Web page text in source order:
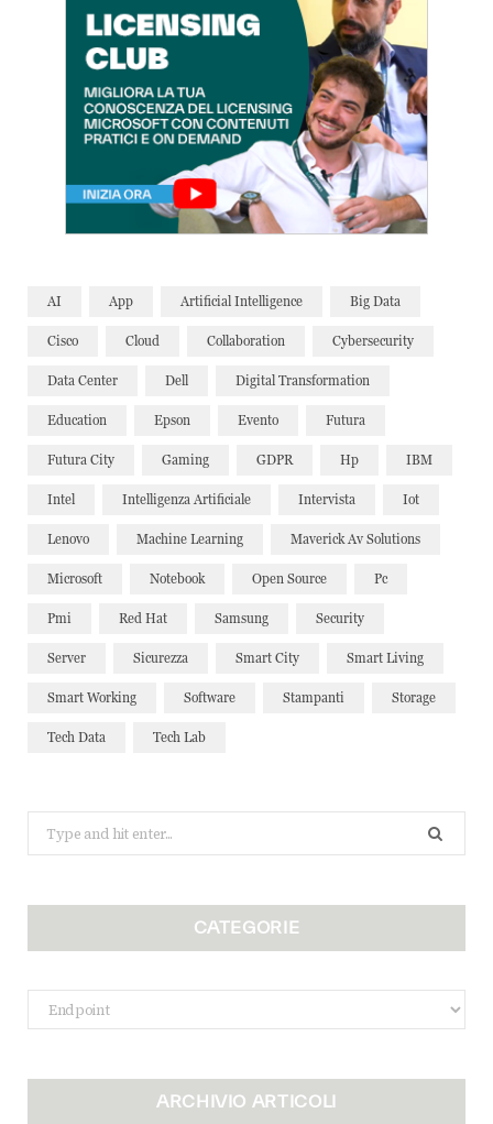
AI App Artificial Intelligence Big Data
Cisco Cloud Collaboration Cybersecurity
Data Center Dell Digital Transformation
Education Epson Evento Futura
Futura City Gaming GDPR Hp IBM
Intel Intelligenza Artificiale Intervista Iot
Lenovo Machine Learning Maverick Av Solutions
Microsoft Notebook Open Source Pc
Pmi Red Hat Samsung Security
Server Sicurezza Smart City Smart Living
Smart Working Software Stampanti Storage
Tech Data Tech Lab
for:
CATEGORIE
Categorie
ARCHIVIO ARTICOLI